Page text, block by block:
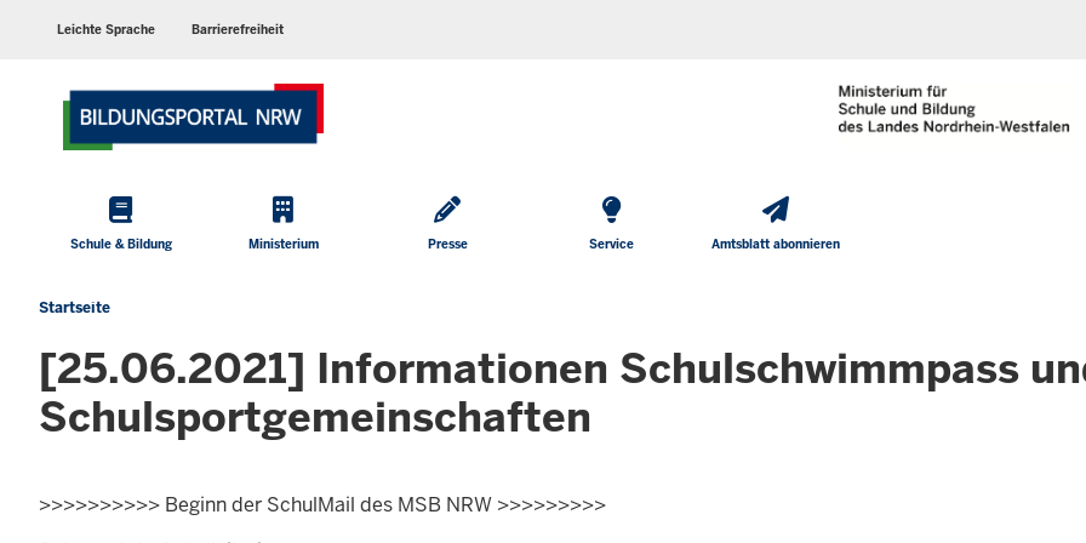
Sprachen
Leichte Sprache Barrierefreiheit
Hauptmenü
Schule & Bildung Ministerium Presse Service Amtsblatt abonnieren
Sie
sich
hier
Startseite
[25.06.2021] Informationen Schulschwimmpass
Schulsportgemeinschaften
>>>>>>>>>> Beginn der SchulMail des MSB NRW >>>>>>>>>